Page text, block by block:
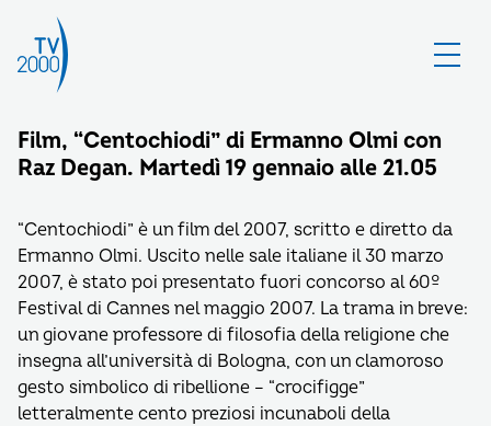
Film, “Centochiodi” di Ermanno Olmi con
Raz Degan. Martedì 19 gennaio alle 21.05
“Centochiodi” è un film del 2007, scritto e diretto da
Ermanno Olmi. Uscito nelle sale italiane il 30 marzo
2007, è stato poi presentato fuori concorso al 60º
Festival di Cannes nel maggio 2007. La trama in breve:
un giovane professore di filosofia della religione che
insegna all’università di Bologna, con un clamoroso
gesto simbolico di ribellione – “crocifigge”
letteralmente cento preziosi incunaboli della